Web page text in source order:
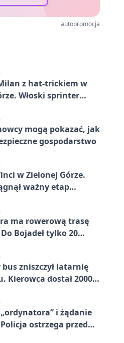
autopromocja
z hat-trickiem w
Włoski sprinter
mogą pokazać, jak
gospodarstwo
w Zielonej Górze.
ważny etap
ma rowerową trasę
Bojadeł tylko 20
zniszczył latarnię
Kierowca dostał 2000
i żądanie
Policja ostrzega przed